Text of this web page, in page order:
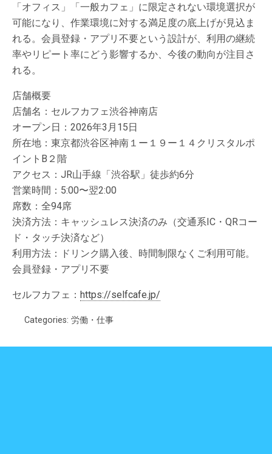
「オフィス」「一般カフェ」に限定されない環境選択が
可能になり、作業環境に対する満足度の底上げが見込ま
れる。会員登録・アプリ不要という設計が、利用の継続
率やリピート率にどう影響するか、今後の動向が注目さ
れる。
店舗概要
店舗名：セルフカフェ渋谷神南店
オープン日：2026年3月15日
所在地：東京都渋谷区神南１ー１９ー１４クリスタルポ
イントB２階
アクセス：JR山手線「渋谷駅」徒歩約6分
営業時間：5:00〜翌2:00
席数：全94席
決済方法：キャッシュレス決済のみ（交通系IC・QRコー
ド・タッチ決済など）
利用方法：ドリンク購入後、時間制限なくご利用可能。
会員登録・アプリ不要
セルフカフェ： https://selfcafe.jp/
Categories: 労働・仕事